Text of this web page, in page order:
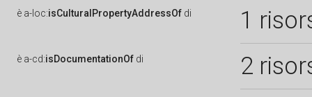
è a-loc:isCulturalPropertyAddressOf di 1
è a-cd:isDocumentationOf di 2